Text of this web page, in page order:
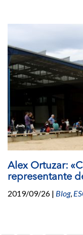
Alex Ortuzar:
representante
2019/09/26 | Blog,